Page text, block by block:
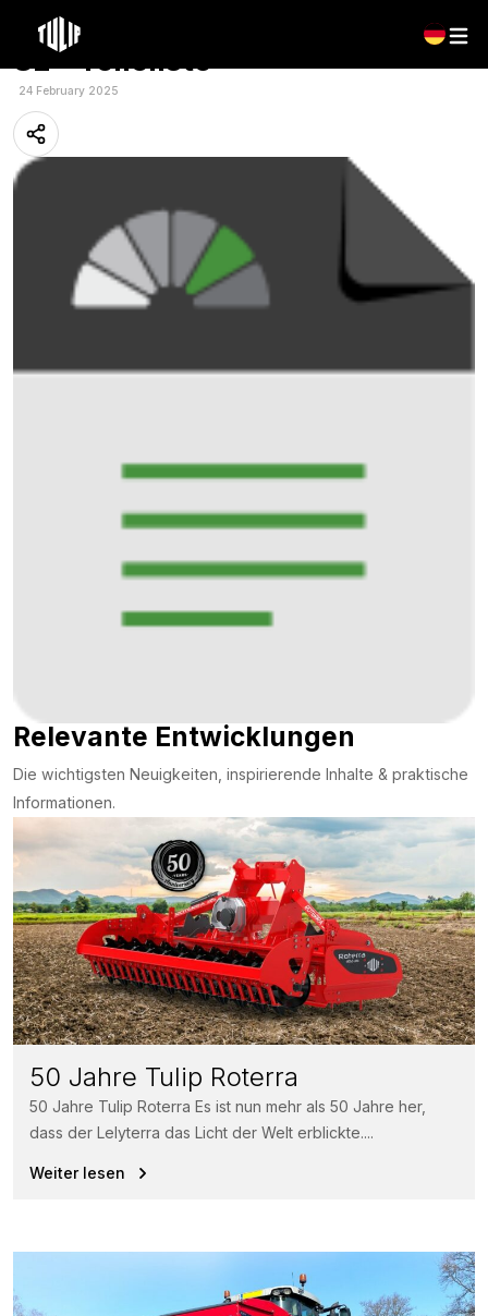
Tulip – Centraside Centerliner
SE – Teileliste
24 February 2025
Relevante Entwicklungen
Die wichtigsten Neuigkeiten, inspirierende Inhalte & praktische
Informationen.
50 Jahre Tulip Roterra
50 Jahre Tulip Roterra Es ist nun mehr als 50 Jahre her,
dass der Lelyterra das Licht der Welt erblickte....
Weiter lesen